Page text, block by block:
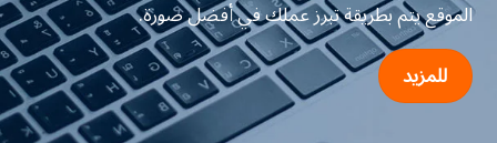
الموقع يتم بطريقة تبرز عملك في أفضل صورة.
للمزيد